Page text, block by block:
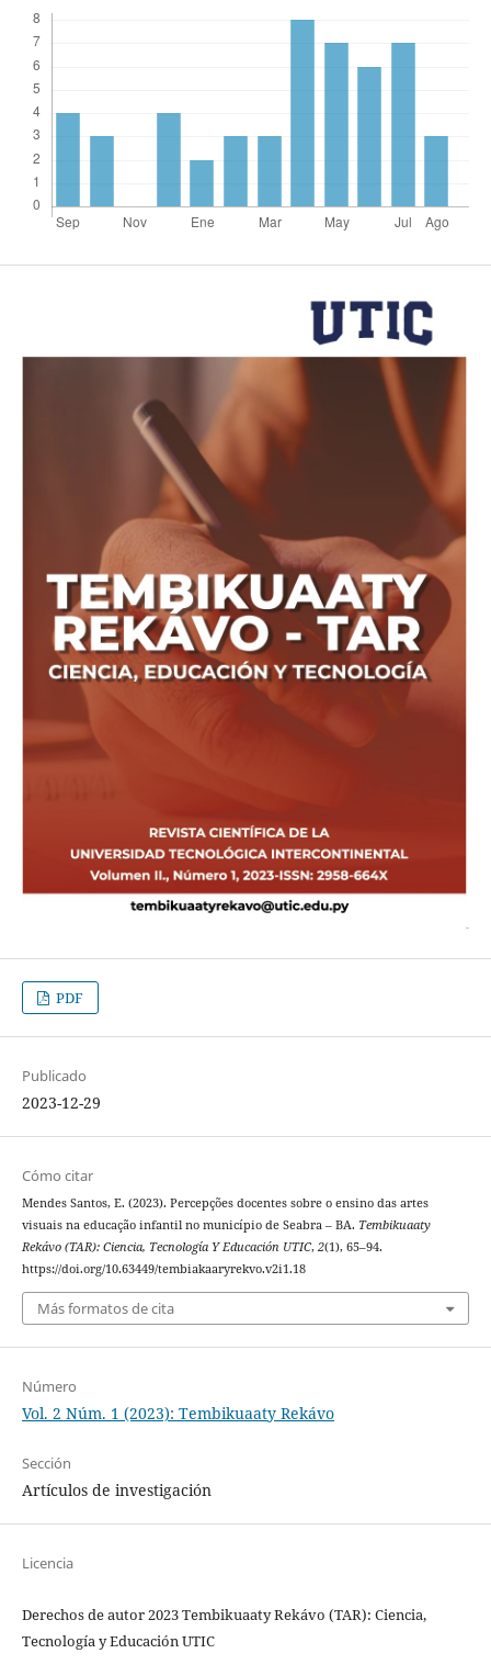
PDF
Publicado
2023-12-29
Cómo citar
Mendes Santos, E. (2023). Percepções docentes sobre o ensino das artes
visuais na educação infantil no município de Seabra – BA. Tembikuaaty
Rekávo (TAR): Ciencia, Tecnología Y Educación UTIC, 2(1), 65–94.
https://doi.org/10.63449/tembiakaaryrekvo.v2i1.18
Más formatos de cita
Número
Vol. 2 Núm. 1 (2023): Tembikuaaty Rekávo
Sección
Artículos de investigación
Licencia
Derechos de autor 2023 Tembikuaaty Rekávo (TAR): Ciencia,
Tecnología y Educación UTIC